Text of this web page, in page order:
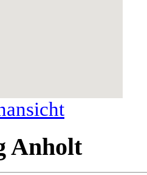
Anholt